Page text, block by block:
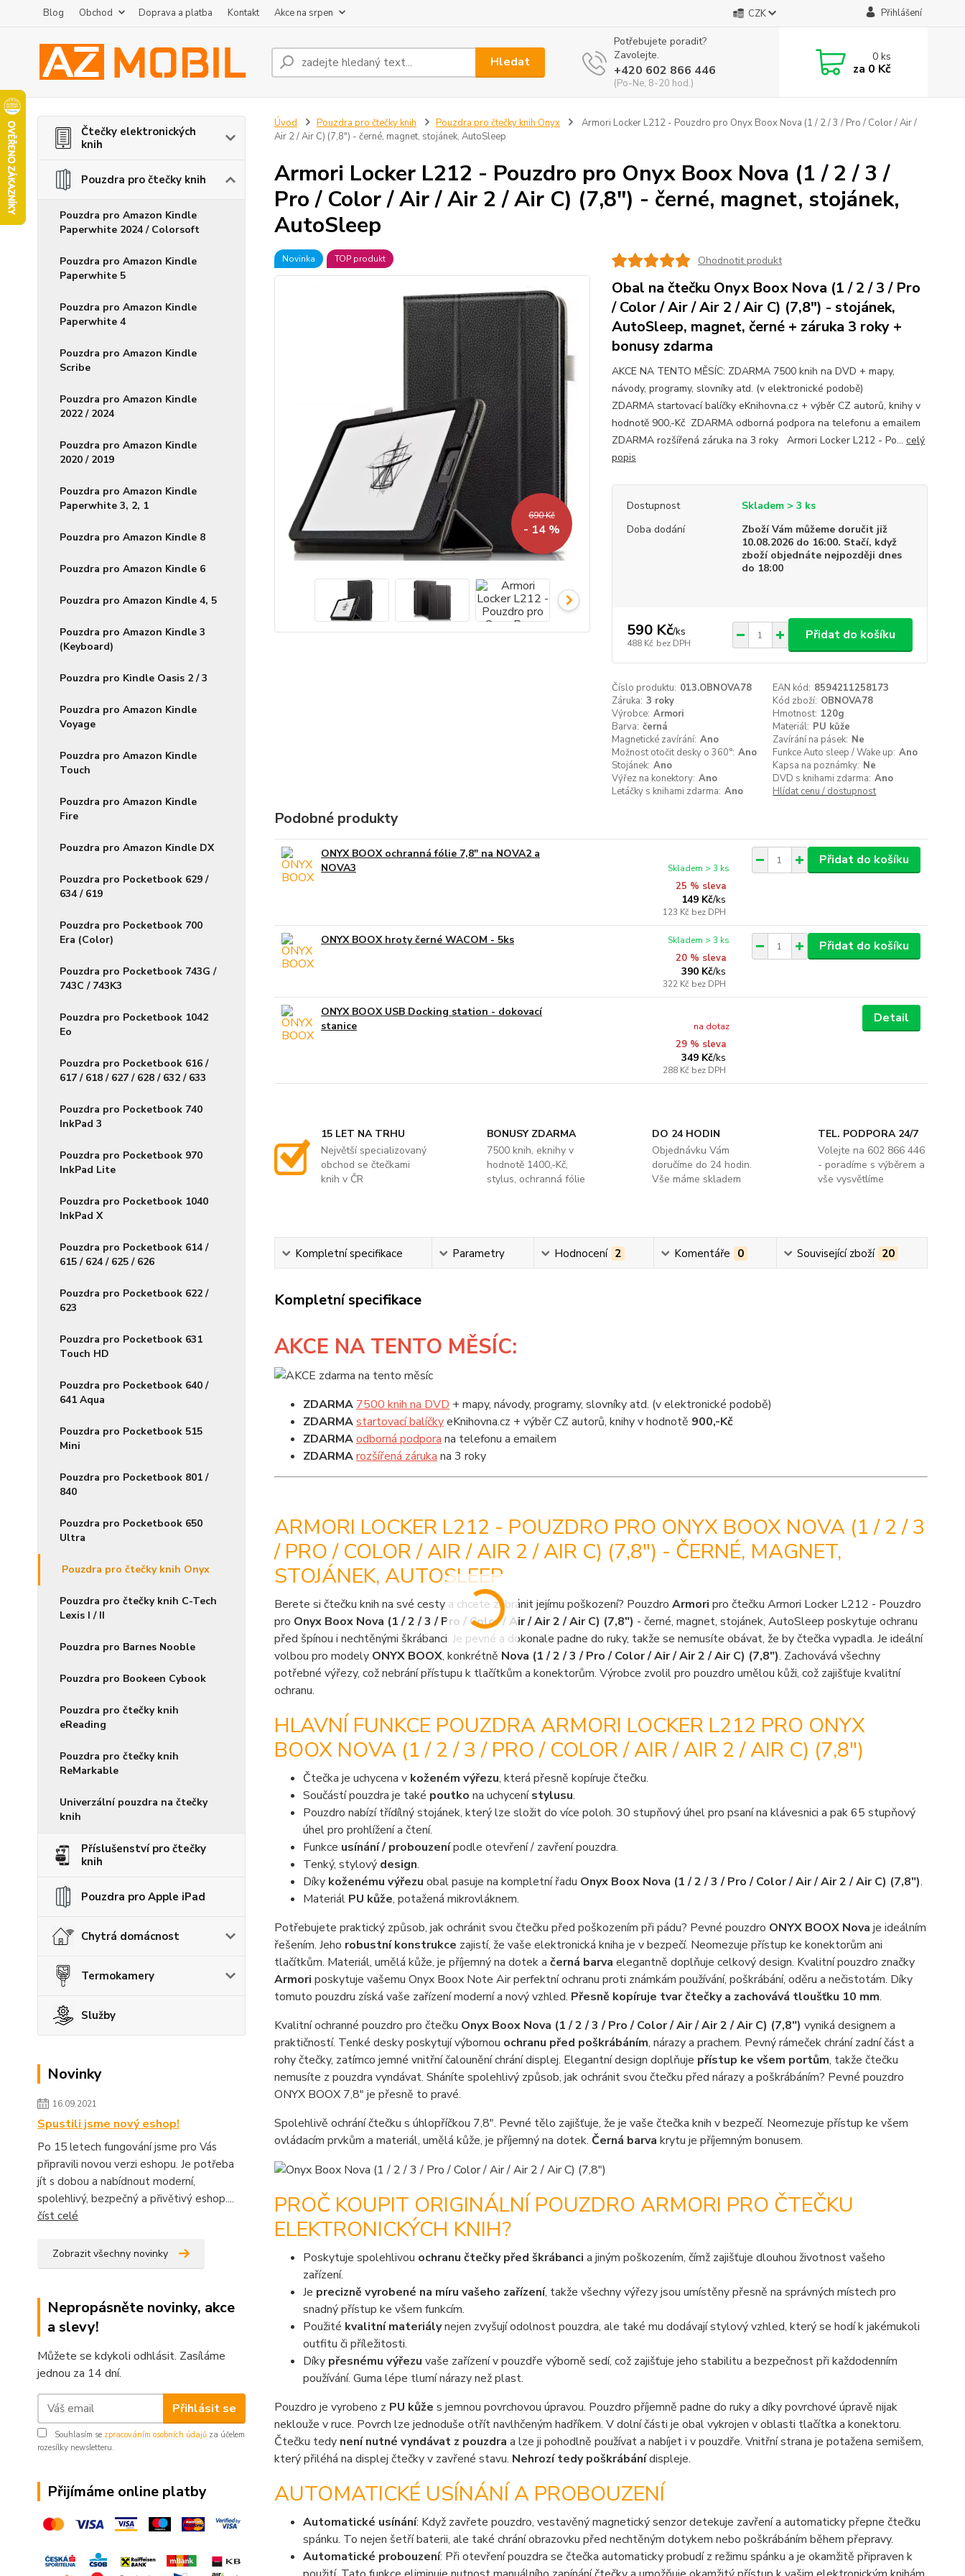
Blog Obchod Doprava a platba Kontakt Akce na srpen CZK Přihlášení
Hledat
Potřebujete poradit?
Zavolejte.
+420 602 866 446
(Po-Ne, 8-20 hod.)
0ks
za 0 Kč
Čtečky elektronických
knih
Pouzdra pro čtečky knih
Pouzdra pro Amazon Kindle
Paperwhite 2024 / Colorsoft
Pouzdra pro Amazon Kindle
Paperwhite 5
Pouzdra pro Amazon Kindle
Paperwhite 4
Pouzdra pro Amazon Kindle
Scribe
Pouzdra pro Amazon Kindle
2022 / 2024
Pouzdra pro Amazon Kindle
2020 / 2019
Pouzdra pro Amazon Kindle
Paperwhite 3, 2, 1
Pouzdra pro Amazon Kindle 8
Pouzdra pro Amazon Kindle 6
Pouzdra pro Amazon Kindle 4, 5
Pouzdra pro Amazon Kindle 3
(Keyboard)
Pouzdra pro Kindle Oasis 2 / 3
Pouzdra pro Amazon Kindle
Voyage
Pouzdra pro Amazon Kindle
Touch
Pouzdra pro Amazon Kindle
Fire
Pouzdra pro Amazon Kindle DX
Pouzdra pro Pocketbook 629 /
634 / 619
Pouzdra pro Pocketbook 700
Era (Color)
Pouzdra pro Pocketbook 743G /
743C / 743K3
Pouzdra pro Pocketbook 1042
Eo
Pouzdra pro Pocketbook 616 /
617 / 618 / 627 / 628 / 632 / 633
Pouzdra pro Pocketbook 740
InkPad 3
Pouzdra pro Pocketbook 970
InkPad Lite
Pouzdra pro Pocketbook 1040
InkPad X
Pouzdra pro Pocketbook 614 /
615 / 624 / 625 / 626
Pouzdra pro Pocketbook 622 /
623
Pouzdra pro Pocketbook 631
Touch HD
Pouzdra pro Pocketbook 640 /
641 Aqua
Pouzdra pro Pocketbook 515
Mini
Pouzdra pro Pocketbook 801 /
840
Pouzdra pro Pocketbook 650
Ultra
Pouzdra pro čtečky knih Onyx
Pouzdra pro čtečky knih C-Tech
Lexis I / II
Pouzdra pro Barnes Nooble
Pouzdra pro Bookeen Cybook
Pouzdra pro čtečky knih
eReading
Pouzdra pro čtečky knih
ReMarkable
Univerzální pouzdra na čtečky
knih
Příslušenství pro čtečky
knih
Pouzdra pro Apple iPad
Chytrá domácnost
Termokamery
Služby
Novinky
16.09.2021
Spustili jsme nový eshop!
Po 15 letech fungování jsme pro Vás
připravili novou verzi eshopu. Je potřeba
jít s dobou a nabídnout moderní,
spolehlivý, bezpečný a přivětivý eshop....
číst celé
Zobrazit všechny novinky
Nepropásněte novinky, akce
a slevy!
Můžete se kdykoli odhlásit. Zasíláme
jednou za 14 dní.
Přihlásit se
Souhlasím se zpracováním osobních údajů za účelem
rozesílky newsletteru.
Přijímáme online platby
Úvod Pouzdra pro čtečky knih Pouzdra pro čtečky knih Onyx
Armori Locker L212 - Pouzdro pro Onyx Boox Nova (1 / 2 / 3 / Pro / Color / Air /
Air 2 / Air C) (7,8") - černé, magnet, stojánek, AutoSleep
Armori Locker L212 - Pouzdro pro Onyx Boox Nova (1 / 2 / 3 /
Pro / Color / Air / Air 2 / Air C) (7,8") - černé, magnet, stojánek,
AutoSleep
Novinka TOP produkt
690 Kč
- 14 %
Ohodnotit produkt
Obal na čtečku Onyx Boox Nova (1 / 2 / 3 / Pro
/ Color / Air / Air 2 / Air C) (7,8") - stojánek,
AutoSleep, magnet, černé + záruka 3 roky +
bonusy zdarma
AKCE NA TENTO MĚSÍC: ZDARMA 7500 knih na DVD + mapy,
návody, programy, slovníky atd. (v elektronické podobě)
ZDARMA startovací balíčky eKnihovna.cz + výběr CZ autorů, knihy v
hodnotě 900,-Kč ZDARMA odborná podpora na telefonu a emailem
ZDARMA rozšířená záruka na 3 roky Armori Locker L212 - Po... celý
popis
Dostupnost
Skladem > 3 ks
Doba dodání
Zboží Vám můžeme doručit již
10.08.2026 do 16:00. Stačí, když
zboží objednáte nejpozději dnes
do 18:00
590 Kč/ks
488 Kč bez DPH
Přidat do košíku
Číslo produktu: 013.OBNOVA78 EAN kód: 8594211258173
Záruka: 3 roky Kód zboží: OBNOVA78
Výrobce: Armori Hmotnost: 120g
Barva: černá Materiál: PU kůže
Magnetické zavírání: Ano Zavírání na pásek: Ne
Možnost otočit desky o 360°: Ano Funkce Auto sleep / Wake up: Ano
Stojánek: Ano Kapsa na poznámky: Ne
Výřez na konektory: Ano DVD s knihami zdarma: Ano
Letáčky s knihami zdarma: Ano Hlídat cenu / dostupnost
Podobné produkty
ONYX BOOX ochranná fólie 7,8" na NOVA2 a
NOVA3
25 % sleva
149 Kč/ks
123 Kč bez DPH
Skladem > 3 ks
Přidat do košíku
ONYX BOOX hroty černé WACOM - 5ks
20 % sleva
390 Kč/ks
322 Kč bez DPH
Skladem > 3 ks Přidat do košíku
ONYX BOOX USB Docking station - dokovací
stanice
29 % sleva
349 Kč/ks
288 Kč bez DPH
na dotaz
Detail
15 LET NA TRHU
Největší specializovaný
obchod se čtečkami
knih v ČR
BONUSY ZDARMA
7500 knih, eknihy v
hodnotě 1400,-Kč,
stylus, ochranná fólie
DO 24 HODIN
Objednávku Vám
doručíme do 24 hodin.
Vše máme skladem
TEL. PODPORA 24/7
Volejte na 602 866 446
- poradíme s výběrem a
vše vysvětlíme
Kompletní specifikace Parametry Hodnocení 2 Komentáře 0 Související zboží 20
Kompletní specifikace
AKCE NA TENTO MĚSÍC:
ZDARMA 7500 knih na DVD + mapy, návody, programy, slovníky atd. (v elektronické podobě)
ZDARMAstartovací balíčkyeKnihovna.cz + výběr CZ autorů, knihy v hodnotě 900,-Kč
ZDARMAodborná podpora na telefonu a emailem
ZDARMArozšířená záruka na 3 roky
ARMORI LOCKER L212 - POUZDRO PRO ONYX BOOX NOVA (1 / 2 / 3
/ PRO / COLOR / AIR / AIR 2 / AIR C) (7,8") - ČERNÉ, MAGNET,
STOJÁNEK, AUTOSLEEP
Berete si čtečku knih na své cesty a chcete zabránit jejímu poškození? Pouzdro Armori pro čtečku Armori Locker L212 - Pouzdro
pro Onyx Boox Nova (1 / 2 / 3 / Pro / Color / Air / Air 2 / Air C) (7,8") - černé, magnet, stojánek, AutoSleep poskytuje ochranu
před špínou i nechtěnými škrábanci. Je pevné a dokonale padne do ruky, takže se nemusíte obávat, že by čtečka vypadla. Je ideální
volbou pro modely ONYX BOOX, konkrétně Nova (1 / 2 / 3 / Pro / Color / Air / Air 2 / Air C) (7,8"). Zachovává všechny
potřebné výřezy, což nebrání přístupu k tlačítkům a konektorům. Výrobce zvolil pro pouzdro umělou kůži, což zajišťuje kvalitní
ochranu.
HLAVNÍ FUNKCE POUZDRA ARMORI LOCKER L212 PRO ONYX
BOOX NOVA (1 / 2 / 3 / PRO / COLOR / AIR / AIR 2 / AIR C) (7,8")
Čtečka je uchycena v koženém výřezu, která přesně kopíruje čtečku.
Součástí pouzdra je také poutko na uchycenístylusu.
Pouzdro nabízí třídílný stojánek, který lze složit do více poloh. 30 stupňový úhel pro psaní na klávesnici a pak 65 stupňový
úhel pro prohlížení a čtení.
Funkce usínání / probouzenípodle otevření / zavření pouzdra.
Tenký, stylový design.
Díky koženému výřezu obal pasuje na kompletní řadu Onyx Boox Nova (1 / 2 / 3 / Pro / Color / Air / Air 2 / Air C) (7,8").
Materiál PU kůže, potažená mikrovláknem.
Potřebujete praktický způsob, jak ochránit svou čtečku před poškozením při pádu? Pevné pouzdro ONYX BOOX Nova je ideálním
řešením. Jeho robustní konstrukce zajistí, že vaše elektronická kniha je v bezpečí. Neomezuje přístup ke konektorům ani
tlačítkům. Materiál, umělá kůže, je příjemný na dotek a černá barva elegantně doplňuje celkový design. Kvalitní pouzdro značky
Armori poskytuje vašemu Onyx Boox Note Air perfektní ochranu proti známkám používání, poškrábání, oděru a nečistotám. Díky
tomuto pouzdru získá vaše zařízení moderní a nový vzhled. Přesně kopíruje tvar čtečky a zachovává tloušťku 10 mm.
Kvalitní ochranné pouzdro pro čtečku Onyx Boox Nova (1 / 2 / 3 / Pro / Color / Air / Air 2 / Air C) (7,8") vyniká designem a
praktičností. Tenké desky poskytují výbornou ochranu před poškrábáním, nárazy a prachem. Pevný rámeček chrání zadní část a
rohy čtečky, zatímco jemné vnitřní čalounění chrání displej. Elegantní design doplňuje přístup ke všem portům, takže čtečku
nemusíte z pouzdra vyndávat. Sháníte spolehlivý způsob, jak ochránit svou čtečku před nárazy a poškrábáním? Pevné pouzdro
ONYX BOOX 7,8" je přesně to pravé.
Spolehlivě ochrání čtečku s úhlopříčkou 7,8". Pevné tělo zajišťuje, že je vaše čtečka knih v bezpečí. Neomezuje přístup ke všem
ovládacím prvkům a materiál, umělá kůže, je příjemný na dotek. Černá barva krytu je příjemným bonusem.
PROČ KOUPIT ORIGINÁLNÍ POUZDRO ARMORI PRO ČTEČKU
ELEKTRONICKÝCH KNIH?
Poskytuje spolehlivou ochranu čtečky před škrábanci a jiným poškozením, čímž zajišťuje dlouhou životnost vašeho
zařízení.
Je precizně vyrobené na míru vašeho zařízení, takže všechny výřezy jsou umístěny přesně na správných místech pro
snadný přístup ke všem funkcím.
Použité kvalitní materiálynejen zvyšují odolnost pouzdra, ale také mu dodávají stylový vzhled, který se hodí k jakémukoli
outfitu či příležitosti.
Díky přesnému výřezu vaše zařízení v pouzdře výborně sedí, což zajišťuje jeho stabilitu a bezpečnost při každodenním
používání. Guma lépe tlumí nárazy než plast.
Pouzdro je vyrobeno z PU kůže s jemnou povrchovou úpravou. Pouzdro příjemně padne do ruky a díky povrchové úpravě nijak
neklouže v ruce. Povrch lze jednoduše otřít navlhčeným hadříkem. V dolní části je obal vykrojen v oblasti tlačítka a konektoru.
Čtečku tedy není nutné vyndávat z pouzdra a lze ji pohodlně používat a nabíjet i v pouzdře. Vnitřní strana je potažena semišem,
který přiléhá na displej čtečky v zavřené stavu. Nehrozí tedy poškrábánídispleje.
AUTOMATICKÉ USÍNÁNÍ A PROBOUZENÍ
Automatické usínání: Když zavřete pouzdro, vestavěný magnetický senzor detekuje zavření a automaticky přepne čtečku
spánku. To nejen šetří baterii, ale také chrání obrazovku před nechtěným dotykem nebo poškrábáním během přepravy.
Automatické probouzení: Při otevření pouzdra se čtečka automaticky probudí z režimu spánku a je okamžitě připraven k